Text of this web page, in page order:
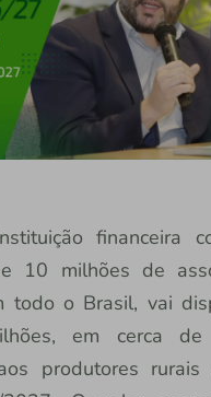
financeira
10 milhões de
todo o Brasil, vai
em cerca
produtores